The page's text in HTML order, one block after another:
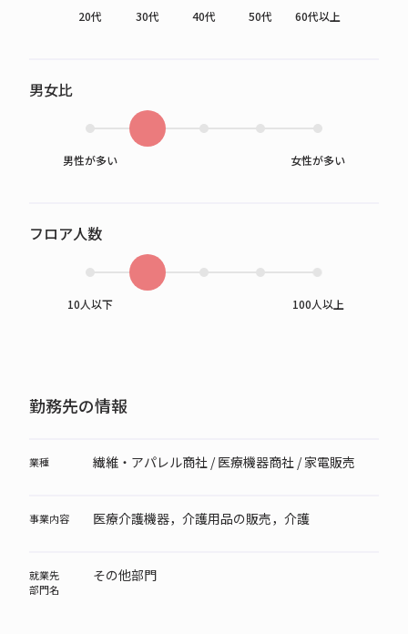
20代 30代 40代 50代 60代以上
男女比
男性が多い 女性が多い
フロア人数
10人以下 100人以上
勤務先の情報
業種 繊維・アパレル商社 / 医療機器商社 / 家電販売
事業内容 医療介護機器，介護用品の販売，介護
就業先
部門名
その他部門